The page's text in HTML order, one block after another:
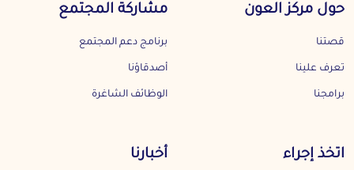
حول مركز العون
قصتنا
تعرف علينا
برامجنا
مشاركة المجتمع
برنامج دعم المجتمع
أصدقاؤنا
الوظائف الشاغرة
اتخذ إجراء أخبارنا